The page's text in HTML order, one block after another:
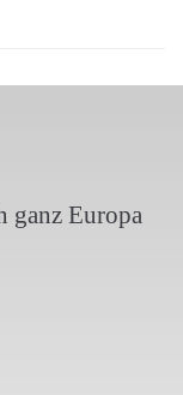
Europa